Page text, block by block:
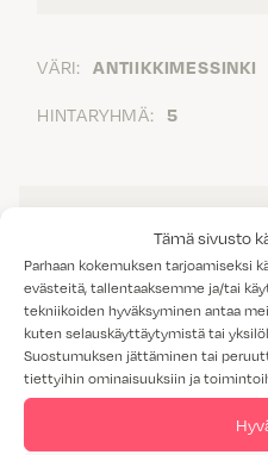
Tämä sivusto
Parhaan kokemuksen tarjoamiseksi
evästeitä, tallentaaksemme ja/tai
tekniikoiden hyväksyminen antaa
kuten selauskäyttäytymistä tai
Suostumuksen jättäminen tai
tiettyihin ominaisuuksiin ja
VÄRI: ANTIIKKIMESSINKI
HINTARYHMÄ: 5